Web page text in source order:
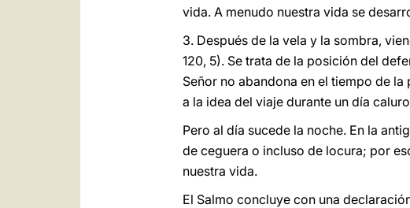
vida. A menudo nuestra vida se
3. Después de la vela y la sombra,
120, 5). Se trata de la posición del
Señor no abandona en el tiempo de
a la idea del viaje durante un día
Pero al día sucede la noche. En la
de ceguera o incluso de locura; por
nuestra vida.
El Salmo concluye con una